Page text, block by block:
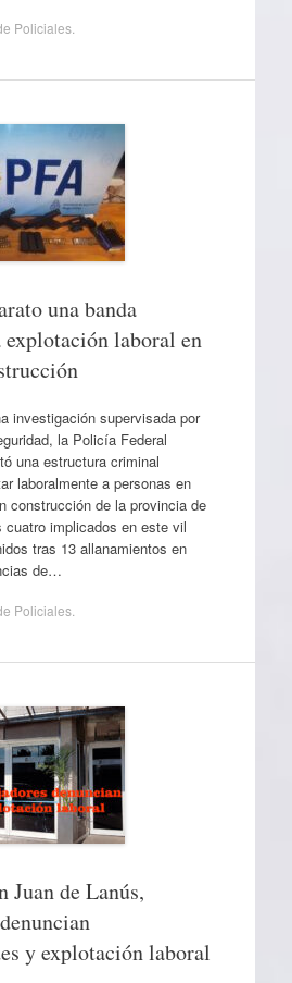
Policiales.
una banda
explotación laboral en
investigación supervisada por
la Policía Federal
una estructura criminal
laboralmente a personas en
construcción de la provincia de
cuatro implicados en este vil
tras 13 allanamientos en
de…
Policiales.
Juan de Lanús,
y explotación laboral